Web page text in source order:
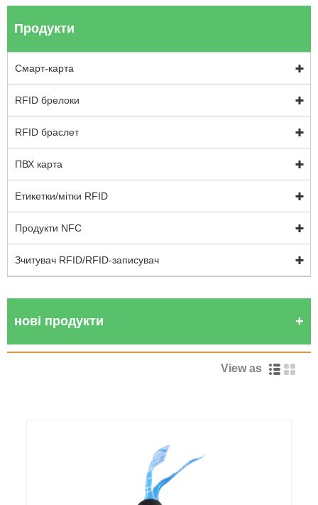
Продукти
Смарт-карта
RFID брелоки
RFID браслет
ПВХ карта
Етикетки/мітки RFID
Продукти NFC
Зчитувач RFID/RFID-записувач
нові продукти
View as